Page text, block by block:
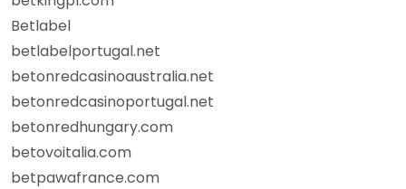
Betlabel
betlabelportugal.net
betonredcasinoaustralia.net
betonredcasinoportugal.net
betonredhungary.com
betovoitalia.com
betpawafrance.com